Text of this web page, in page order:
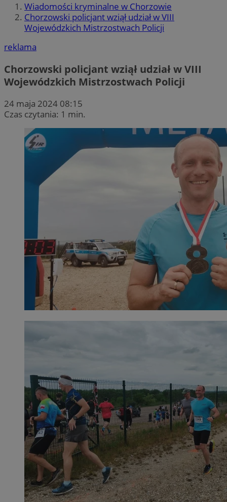
Wiadomości kryminalne w Chorzowie
Chorzowski policjant wziął udział w VIII
Wojewódzkich Mistrzostwach Policji
reklama
Chorzowski policjant wziął udział w VIII
Wojewódzkich Mistrzostwach Policji
24 maja 2024 08:15
Czas czytania: 1 min.